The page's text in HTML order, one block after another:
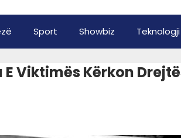
Sport Showbiz Teknologji
Viktimës Kërkon